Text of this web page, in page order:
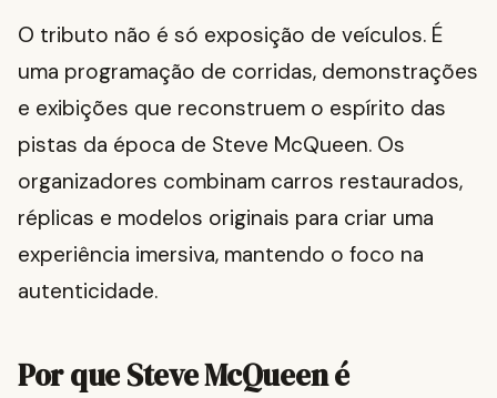
O tributo não é só exposição de veículos. É
uma programação de corridas, demonstrações
e exibições que reconstruem o espírito das
pistas da época de Steve McQueen. Os
organizadores combinam carros restaurados,
réplicas e modelos originais para criar uma
experiência imersiva, mantendo o foco na
autenticidade.
Por que Steve McQueen é